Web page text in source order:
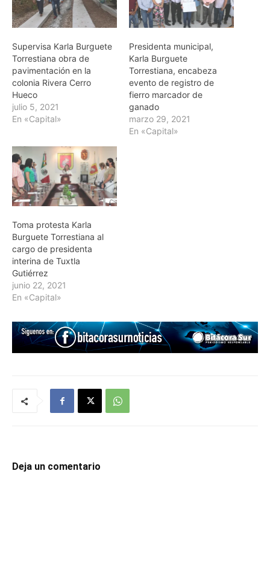
Supervisa Karla Burguete
Torrestiana obra de
pavimentación en la
colonia Rivera Cerro
Hueco
julio 5, 2021
En «Capital»
Presidenta municipal,
Karla Burguete
Torrestiana, encabeza
evento de registro de
fierro marcador de
ganado
marzo 29, 2021
En «Capital»
Toma protesta Karla
Burguete Torrestiana al
cargo de presidenta
interina de Tuxtla
Gutiérrez
junio 22, 2021
En «Capital»
Deja un comentario